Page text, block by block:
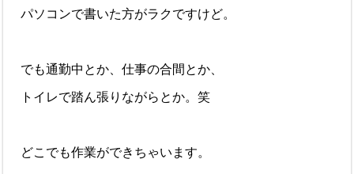
パソコンで書いた方がラクですけど。
でも通勤中とか、仕事の合間とか、
トイレで踏ん張りながらとか。笑
どこでも作業ができちゃいます。